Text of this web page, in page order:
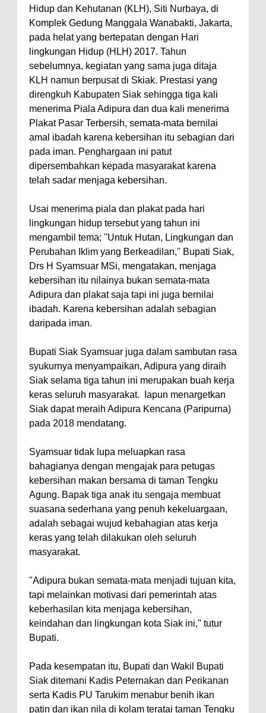
Hidup dan Kehutanan (KLH), Siti Nurbaya, di
Komplek Gedung Manggala Wanabakti, Jakarta,
pada helat yang bertepatan dengan Hari
lingkungan Hidup (HLH) 2017. Tahun
sebelumnya, kegiatan yang sama juga ditaja
KLH namun berpusat di Skiak. Prestasi yang
direngkuh Kabupaten Siak sehingga tiga kali
menerima Piala Adipura dan dua kali menerima
Plakat Pasar Terbersih, semata-mata bernilai
amal ibadah karena kebersihan itu sebagian dari
pada iman. Penghargaan ini patut
dipersembahkan kepada masyarakat karena
telah sadar menjaga kebersihan.
Usai menerima piala dan plakat pada hari
lingkungan hidup tersebut yang tahun ini
mengambil tema; ''Untuk Hutan, Lingkungan dan
Perubahan Iklim yang Berkeadilan,'' Bupati Siak,
Drs H Syamsuar MSi, mengatakan, menjaga
kebersihan itu nilainya bukan semata-mata
Adipura dan plakat saja tapi ini juga bernilai
ibadah. Karena kebersihan adalah sebagian
daripada iman.
Bupati Siak Syamsuar juga dalam sambutan rasa
syukurnya menyampaikan, Adipura yang diraih
Siak selama tiga tahun ini merupakan buah kerja
keras seluruh masyarakat. Iapun menargetkan
Siak dapat meraih Adipura Kencana (Paripurna)
pada 2018 mendatang.
Syamsuar tidak lupa meluapkan rasa
bahagianya dengan mengajak para petugas
kebersihan makan bersama di taman Tengku
Agung. Bapak tiga anak itu sengaja membuat
suasana sederhana yang penuh kekeluargaan,
adalah sebagai wujud kebahagian atas kerja
keras yang telah dilakukan oleh seluruh
masyarakat.
"Adipura bukan semata-mata menjadi tujuan kita,
tapi melainkan motivasi dari pemerintah atas
keberhasilan kita menjaga kebersihan,
keindahan dan lingkungan kota Siak ini," tutur
Bupati.
Pada kesempatan itu, Bupati dan Wakil Bupati
Siak ditemani Kadis Peternakan dan Perikanan
serta Kadis PU Tarukim menabur benih ikan
patin dan ikan nila di kolam teratai taman Tengku